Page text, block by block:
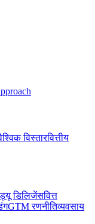
विस्तारवित्तीय
ड्यू डिलिजेंसवित्त
GTM रणनीतिव्यवसाय